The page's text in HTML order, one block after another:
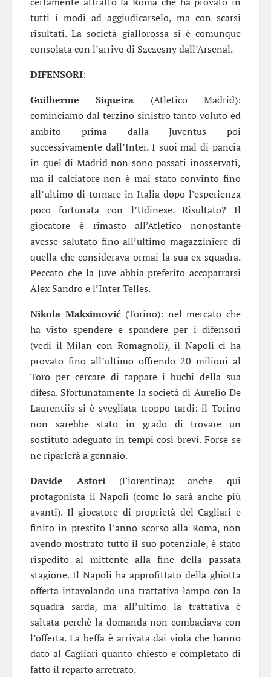
tutti i modi ad aggiudicarselo, ma con scarsi
risultati. La società giallorossa si è comunque
consolata con l’arrivo di Szczesny dall’Arsenal.
DIFENSORI:
Guilherme Siqueira (Atletico Madrid):
cominciamo dal terzino sinistro tanto voluto ed
ambito prima dalla Juventus poi
successivamente dall’Inter. I suoi mal di pancia
in quel di Madrid non sono passati inosservati,
ma il calciatore non è mai stato convinto fino
all’ultimo di tornare in Italia dopo l’esperienza
poco fortunata con l’Udinese. Risultato? Il
giocatore è rimasto all’Atletico nonostante
avesse salutato fino all’ultimo magazziniere di
quella che considerava ormai la sua ex squadra.
Peccato che la Juve abbia preferito accaparrarsi
Alex Sandro e l’Inter Telles.
Nikola Maksimović(Torino): nel mercato che
ha visto spendere e spandere per i difensori
(vedi il Milan con Romagnoli), il Napoli ci ha
provato fino all’ultimo offrendo 20 milioni al
Toro per cercare di tappare i buchi della sua
difesa. Sfortunatamente la società di Aurelio De
Laurentiis si è svegliata troppo tardi: il Torino
non sarebbe stato in grado di trovare un
sostituto adeguato in tempi così brevi. Forse se
ne riparlerà a gennaio.
Davide Astori(Fiorentina): anche qui
protagonista il Napoli (come lo sarà anche più
avanti). Il giocatore di proprietà del Cagliari e
finito in prestito l’anno scorso alla Roma, non
avendo mostrato tutto il suo potenziale, è stato
rispedito al mittente alla fine della passata
stagione. Il Napoli ha approfittato della ghiotta
offerta intavolando una trattativa lampo con la
squadra sarda, ma all’ultimo la trattativa è
saltata perchè la domanda non combaciava con
l’offerta. La beffa è arrivata dai viola che hanno
dato al Cagliari quanto chiesto e completato di
fatto il reparto arretrato.